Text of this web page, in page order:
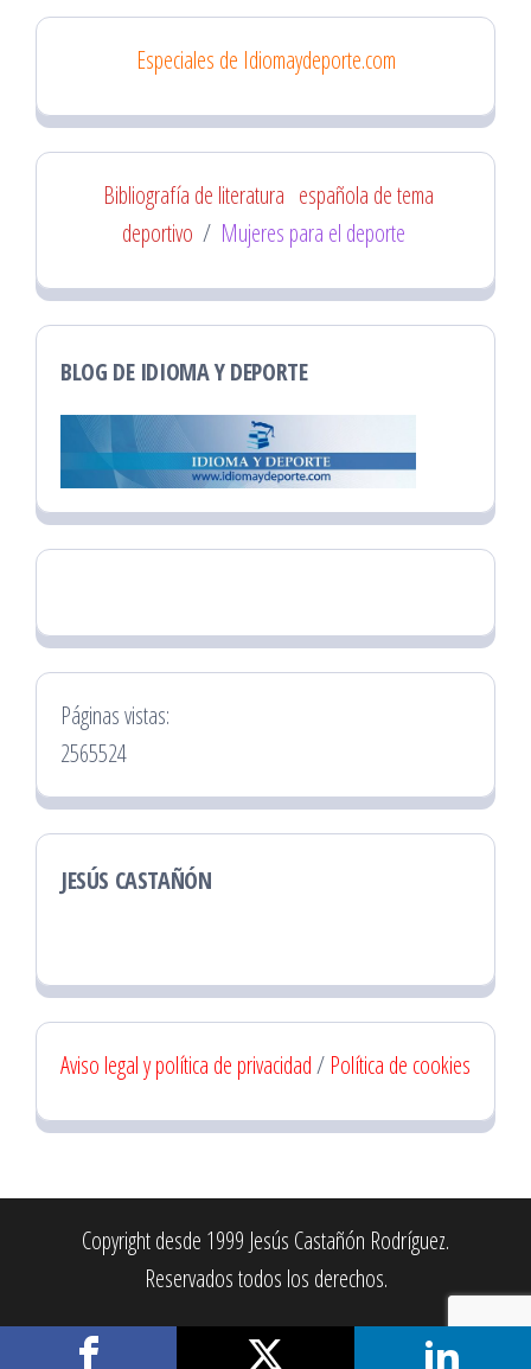
Especiales de Idiomaydeporte.com
Bibliografía de literatura española de tema
deportivo / Mujeres para el deporte
BLOG DE IDIOMA Y DEPORTE
Páginas vistas:
2565524
JESÚS CASTAÑÓN
Aviso legal y política de privacidad/ Política de cookies
Copyright desde 1999 Jesús Castañón Rodríguez.
Reservados todos los derechos.